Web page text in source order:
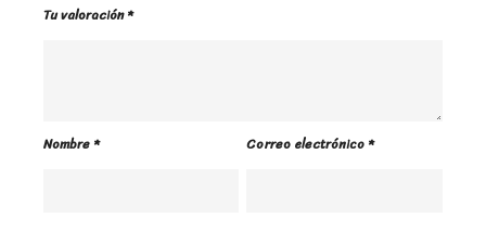
Tu valoración*
Nombre* Correo electrónico*